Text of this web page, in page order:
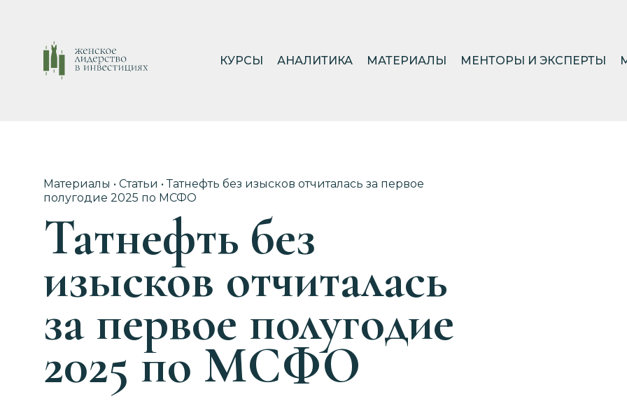
КУРСЫ АНАЛИТИКА МАТЕРИАЛЫ МЕНТОРЫ И ЭКСПЕРТЫ
Материалы • Статьи • Татнефть без изысков отчиталась за первое
полугодие 2025 по МСФО
Татнефть без
изысков отчиталась
за первое полугодие
2025 по МСФО